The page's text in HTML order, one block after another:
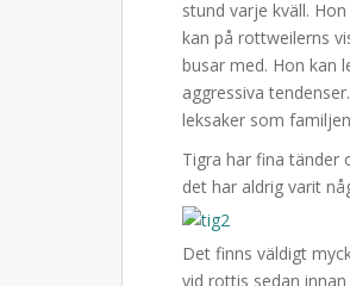
stund varje kväll.
kan på rottweilerns
busar med. Hon kan
aggressiva
leksaker som
Tigra har fina tänder
det har aldrig varit
Det finns väldigt
vid rottis sedan